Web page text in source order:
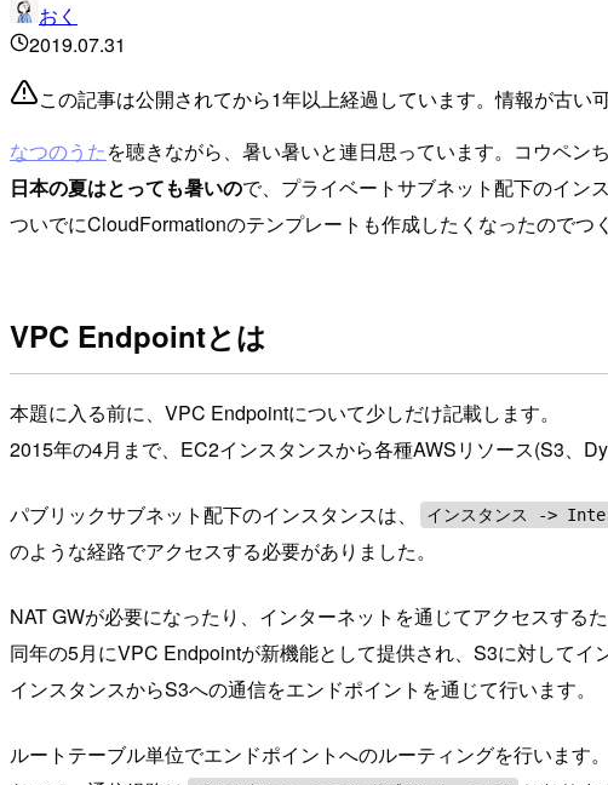
おく
2019.07.31
この記事は公開されてから1年以上経過しています。情報が古い
なつのうたを聴きながら、暑い暑いと連日思っています。コウペン
日本の夏はとっても暑いので、プライベートサブネット配下のイン
ついでにCloudFormationのテンプレートも作成したくなったのでつ
VPC Endpointとは
本題に入る前に、VPC Endpointについて少しだけ記載します。
2015年の4月まで、EC2インスタンスから各種AWSリソース(S3、
パブリックサブネット配下のインスタンスは、 インスタンス ->
のような経路でアクセスする必要がありました。
NAT GWが必要になったり、インターネットを通じてアクセスする
同年の5月にVPC Endpointが新機能として提供され、S3に対してイ
インスタンスからS3への通信をエンドポイントを通じて行います。
ルートテーブル単位でエンドポイントへのルーティングを行います。